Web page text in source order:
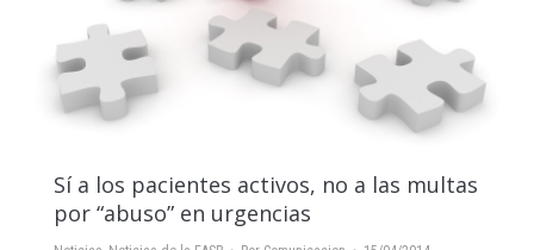
Sí a los pacientes activos, no a las multas
por “abuso” en urgencias